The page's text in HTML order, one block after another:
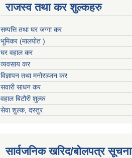
राजस्व तथा कर शुल्कहरु
सम्पत्ति तथा घर जग्गा कर
भूमिकर (मालपोत )
घर वहाल कर
व्यवसाय कर
विज्ञापन तथा मनोरञ्जन कर
सवारी साधन कर
वहाल बिटौरी शुल्क
सेवा शुल्क, दस्तुर
सार्वजनिक खरिद/बोलपत्र सूचना